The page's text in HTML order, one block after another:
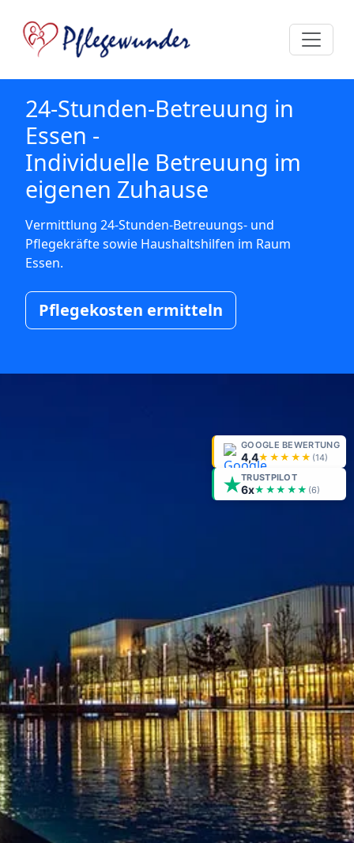
GOOGLE BEWERTUNG
4,4★★★★★ (14)
TRUSTPILOT
6x★★★★★ (6)
24-Stunden-Betreuung in
Essen -
Individuelle Betreuung im
eigenen Zuhause
Vermittlung 24-Stunden-Betreuungs- und
Pflegekräfte sowie Haushaltshilfen im Raum
Essen.
Pflegekosten ermitteln